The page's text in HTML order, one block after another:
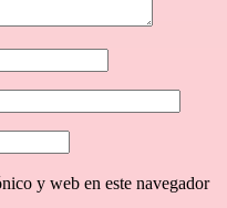
y web en este navegador